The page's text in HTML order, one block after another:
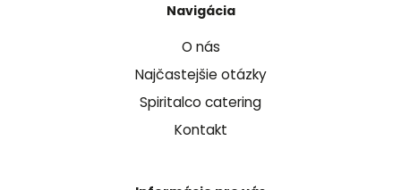
Navigácia
O nás
Najčastejšie otázky
Spiritalco catering
Kontakt